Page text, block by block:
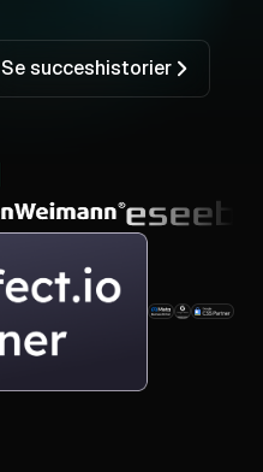
Se succeshistorier